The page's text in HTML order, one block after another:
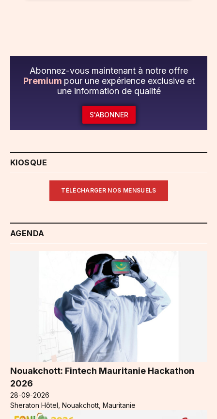
Abonnez-vous maintenant à notre offre
Premium pour une expérience exclusive et
une information de qualité
S'ABONNER
KIOSQUE
TÉLÉCHARGER NOS MENSUELS
AGENDA
Nouakchott: Fintech Mauritanie Hackathon
2026
28-09-2026
Sheraton Hôtel, Nouakchott, Mauritanie